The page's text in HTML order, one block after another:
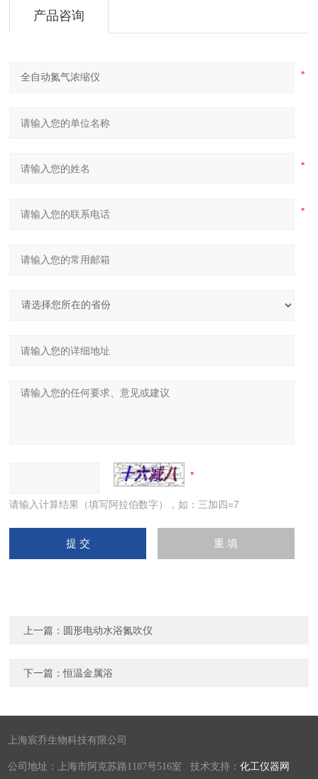
产品咨询
请输入计算结果（填写阿拉伯数字），如：三加四=7
上一篇： 圆形电动水浴氮吹仪
下一篇：恒温金属浴
上海宸乔生物科技有限公司
公司地址：上海市阿克苏路1187号516室 技术支持：化工仪器网